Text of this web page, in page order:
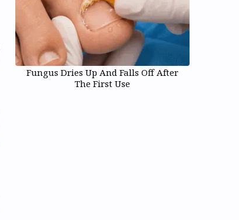
Fungus Dries Up And Falls Off After
The First Use